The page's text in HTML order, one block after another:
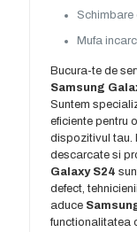
Mufa
Bucura-te de
Samsung
Suntem
eficiente pentru
dispozitivul tau.
descarcate si
Galaxy S24
defect,
aduce
functionalitatea